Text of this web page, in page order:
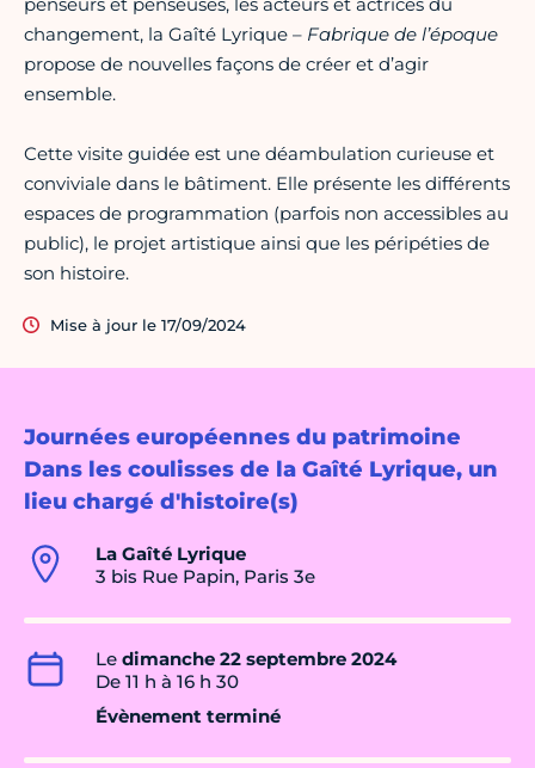
Journées européennes du patrimoine
Dans les coulisses de la Gaîté Lyrique, un
lieu chargé d'histoire(s)
La Gaîté Lyrique
3 bis Rue Papin, Paris 3e
Le dimanche 22 septembre 2024
De 11 h à 16 h 30
Évènement terminé
penseurs et penseuses, les acteurs et actrices du
changement, la Gaîté Lyrique – Fabrique de l’époque
propose de nouvelles façons de créer et d’agir
ensemble.
Cette visite guidée est une déambulation curieuse et
conviviale dans le bâtiment. Elle présente les différents
espaces de programmation (parfois non accessibles au
public), le projet artistique ainsi que les péripéties de
son histoire.
Mise à jour le 17/09/2024